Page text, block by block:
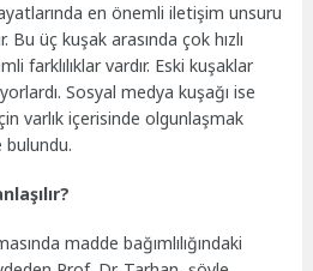
en önemli iletişim unsuru
üç kuşak arasında çok hızlı
farklılıklar vardır. Eski kuşaklar
Sosyal medya kuşağı ise
varlık içerisinde olgunlaşmak
bulundu.
madde bağımlılığındaki